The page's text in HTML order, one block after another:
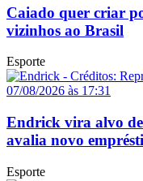
Caiado quer criar
vizinhos ao Brasil
Esporte
07/08/2026 às 17:31
Endrick vira alvo
avalia novo
Esporte